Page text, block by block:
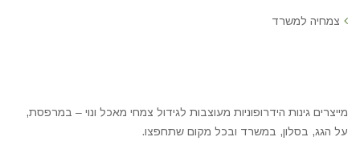
צמחיה למשרד
מייצרים גינות הידרופוניות מעוצבות לגידול צמחי מאכל ונוי – במרפסת,
על הגג, בסלון, במשרד ובכל מקום שתחפצו.